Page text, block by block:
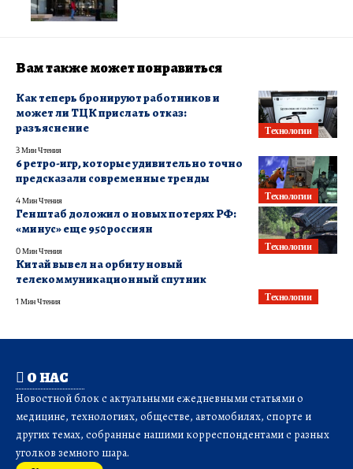
Вам также может понравиться
Технологии
Как теперь бронируют работников и
может ли ТЦК прислать отказ:
разъяснение
3 Мин Чтения
Технологии
6 ретро-игр, которые удивительно точно
предсказали современные тренды
4 Мин Чтения
Технологии
Генштаб доложил о новых потерях РФ:
«минус» еще 950 россиян
0 Мин Чтения
Технологии
Китай вывел на орбиту новый
телекоммуникационный спутник
1 Мин Чтения
О НАС
Новостной блок с актуальными ежедневными статьями о
медицине, технологиях, обществе, автомобилях, спорте и
других темах, собранные нашими корреспондентами с разных
уголков земного шара.